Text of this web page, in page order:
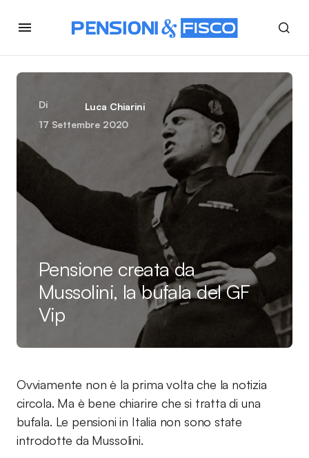
Di
Luca Chiarini
17 Settembre 2020
Pensione creata da
Mussolini, la bufala del GF
Vip
Ovviamente non è la prima volta che la notizia
circola. Ma è bene chiarire che si tratta di una
bufala. Le pensioni in Italia non sono state
introdotte da Mussolini.